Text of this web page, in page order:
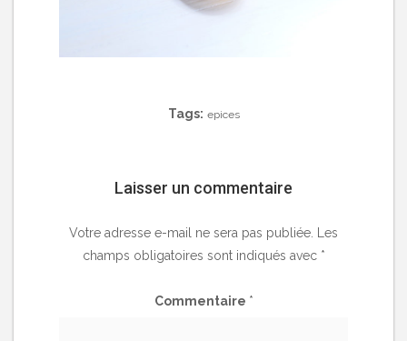
Tags: epices
Laisser un commentaire
Votre adresse e-mail ne sera pas publiée.
Les
champs obligatoires sont indiqués avec *
Commentaire *